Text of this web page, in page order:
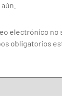
electrónico no
obligatorios